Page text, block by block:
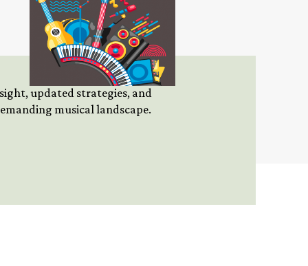
updated strategies, and
musical landscape.